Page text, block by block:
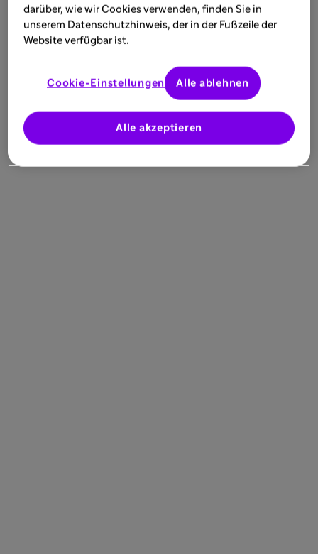
darüber, wie wir Cookies verwenden, finden Sie in
unserem Datenschutzhinweis, der in der Fußzeile der
Website verfügbar ist.
Cookie-Einstellungen
Alle akzeptieren
Alle ablehnen